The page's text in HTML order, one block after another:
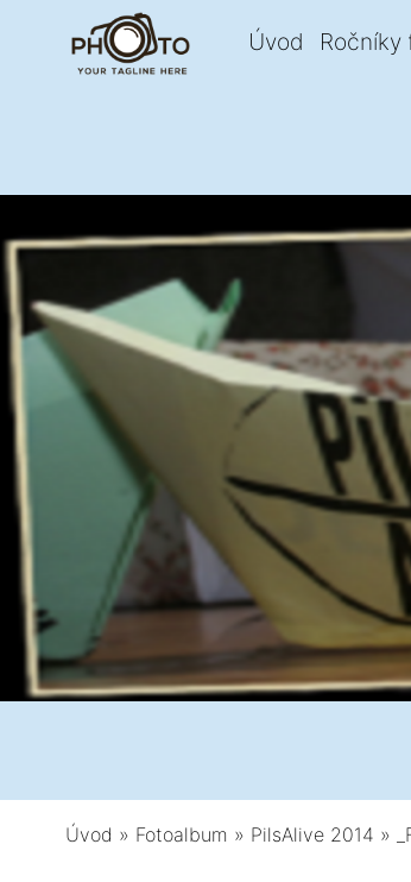
Úvod Ročníky
Úvod » Fotoalbum » PilsAlive 2014 »